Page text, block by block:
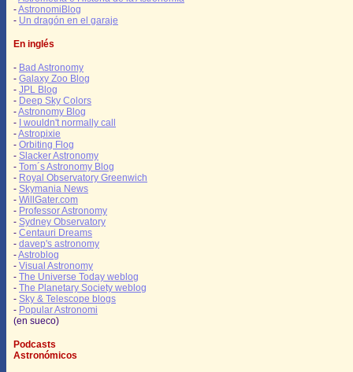
-AstronomiBlog
- Un dragón en el garaje
En inglés
- Bad Astronomy
- Galaxy Zoo Blog
- JPL Blog
- Deep Sky Colors
-Astronomy Blog
- I wouldn't normally call
-Astropixie
- Orbiting Flog
- Slacker Astronomy
- Tom´s Astronomy Blog
- Royal Observatory Greenwich
- Skymania News
- WillGater.com
- Professor Astronomy
- Sydney Observatory
- Centauri Dreams
- davep's astronomy
-Astroblog
- Visual Astronomy
- The Universe Today weblog
- The Planetary Society weblog
- Sky & Telescope blogs
- Popular Astronomi
(en sueco)
Podcasts
Astronómicos